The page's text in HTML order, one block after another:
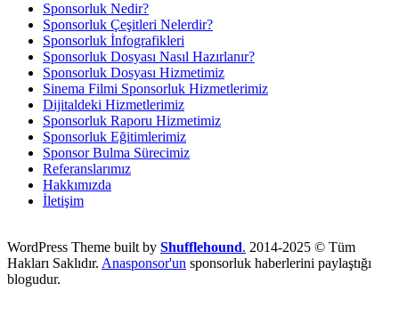
Sponsorluk Nedir?
Sponsorluk Çeşitleri Nelerdir?
Sponsorluk İnfografikleri
Sponsorluk Dosyası Nasıl Hazırlanır?
Sponsorluk Dosyası Hizmetimiz
Sinema Filmi Sponsorluk Hizmetlerimiz
Dijitaldeki Hizmetlerimiz
Sponsorluk Raporu Hizmetimiz
Sponsorluk Eğitimlerimiz
Sponsor Bulma Sürecimiz
Referanslarımız
Hakkımızda
İletişim
WordPress Theme built by Shufflehound. 2014-2025 © Tüm
Hakları Saklıdır. Anasponsor'un sponsorluk haberlerini paylaştığı
blogudur.